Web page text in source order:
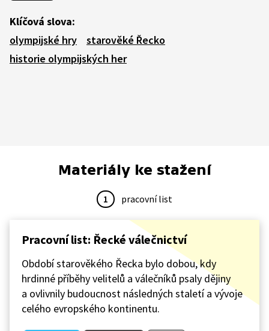
Klíčová slova:
olympijské hry
starověké Řecko
historie olympijských her
Materiály ke stažení
1 pracovní list
Pracovní list: Řecké válečnictví
Období starověkého Řecka bylo dobou, kdy
hrdinné příběhy velitelů a válečníků psaly dějiny
a ovlivnily budoucnost následných staletí a vývoje
celého evropského kontinentu.